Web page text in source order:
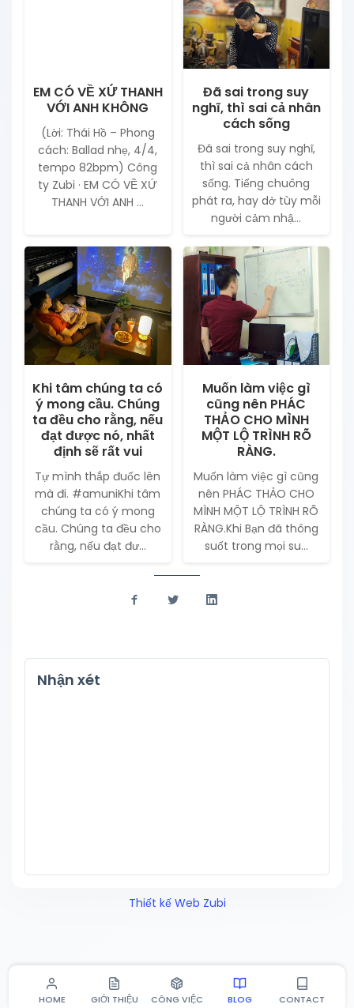
HOME GIỚI THIỆU CÔNG VIỆC BLOG CONTACT
EM CÓ VỀ XỨ THANH
VỚI ANH KHÔNG
(Lời: Thái Hồ – Phong
cách: Ballad nhẹ, 4/4,
tempo 82bpm) Công
ty Zubi · EM CÓ VỀ XỨ
THANH VỚI ANH ...
Đã sai trong suy
nghĩ, thì sai cả nhân
cách sống
Đã sai trong suy nghĩ,
thì sai cả nhân cách
sống. Tiếng chuông
phát ra, hay dở tùy mỗi
người cảm nhậ...
Khi tâm chúng ta có
ý mong cầu. Chúng
ta đều cho rằng, nếu
đạt được nó, nhất
định sẽ rất vui
Tự mình thắp đuốc lên
mà đi. #amuniKhi tâm
chúng ta có ý mong
cầu. Chúng ta đều cho
rằng, nếu đạt đư...
Muốn làm việc gì
cũng nên PHÁC
THẢO CHO MÌNH
MỘT LỘ TRÌNH RÕ
RÀNG.
Muốn làm việc gì cũng
nên PHÁC THẢO CHO
MÌNH MỘT LỘ TRÌNH RÕ
RÀNG.Khi Bạn đã thông
suốt trong mọi su...
Nhận xét
Thiết kế Web Zubi